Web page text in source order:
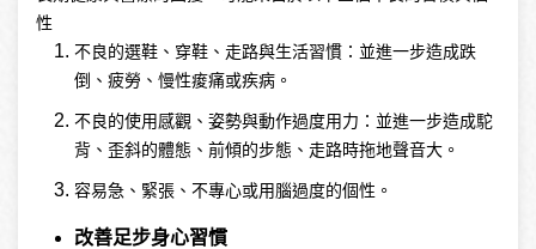
性
不良的選鞋、穿鞋、走路與生活習慣：並進一步造成跌
倒、疲勞、慢性痠痛或疾病。
不良的使用感觀、姿勢與動作過度用力：並進一步造成駝
背、歪斜的體態、前傾的步態、走路時拖地聲音大。
容易急、緊張、不專心或用腦過度的個性。
改善足步身心習慣